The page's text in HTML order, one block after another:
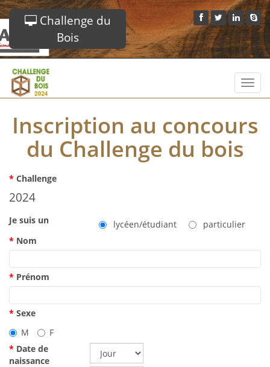
Challenge du
Bois
Inscription au concours
du Challenge du bois
Challenge
2024
Je suis un lycéen/étudiant
particulier
Nom
Prénom
Sexe
M
F
Date de
naissance